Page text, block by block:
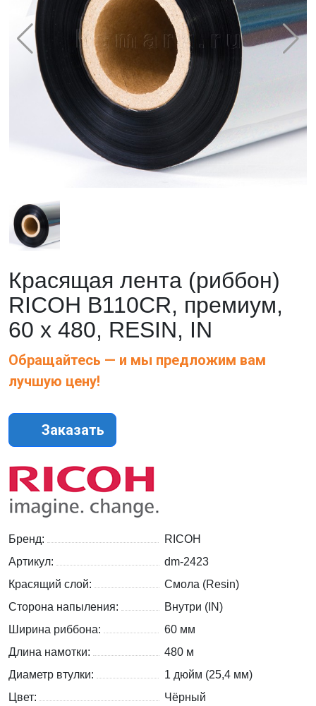
Красящая лента (риббон)
RICOH B110CR, премиум,
60 х 480, RESIN, IN
Обращайтесь — и мы предложим вам
лучшую цену!
Заказать
Бренд:
RICOH
Артикул:
dm-2423
Красящий слой:
Смола (Resin)
Сторона напыления:
Внутри (IN)
Ширина риббона:
60 мм
Длина намотки:
480 м
Диаметр втулки:
1 дюйм (25,4 мм)
Цвет:
Чёрный